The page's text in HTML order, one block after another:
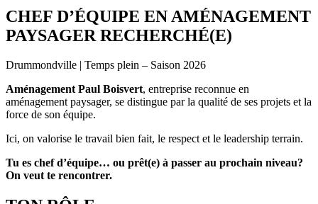
CHEF D’ÉQUIPE EN AMÉNAGEMENT
PAYSAGER RECHERCHÉ(E)
Drummondville | Temps plein – Saison 2026
Aménagement Paul Boisvert, entreprise reconnue en
aménagement paysager, se distingue par la qualité de ses projets et la
force de son équipe.
Ici, on valorise le travail bien fait, le respect et le leadership terrain.
Tu es chef d’équipe… ou prêt(e) à passer au prochain niveau?
On veut te rencontrer.